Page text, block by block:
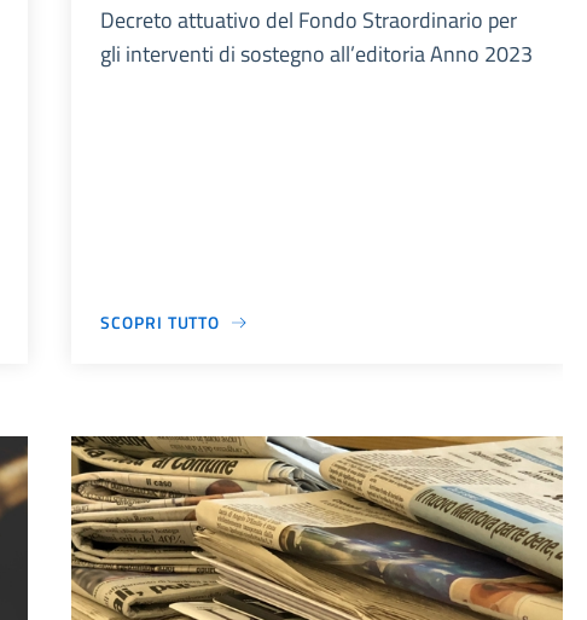
Decreto attuativo del Fondo Straordinario per
gli interventi di sostegno all’editoria Anno 2023
SCOPRI TUTTO